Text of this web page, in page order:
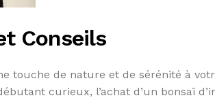
Conseils
touche de nature et de sérénité à
curieux, l’achat d’un bonsaï